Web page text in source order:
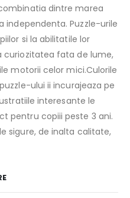
dintre marea
independenta. Puzzle-urile
si la abilitatile lor
curiozitatea fata de lume,
motorii celor mici.Culorile
ului ii incurajeaza pe
interesante le
pentru copiii peste 3 ani.
sigure, de inalta calitate,